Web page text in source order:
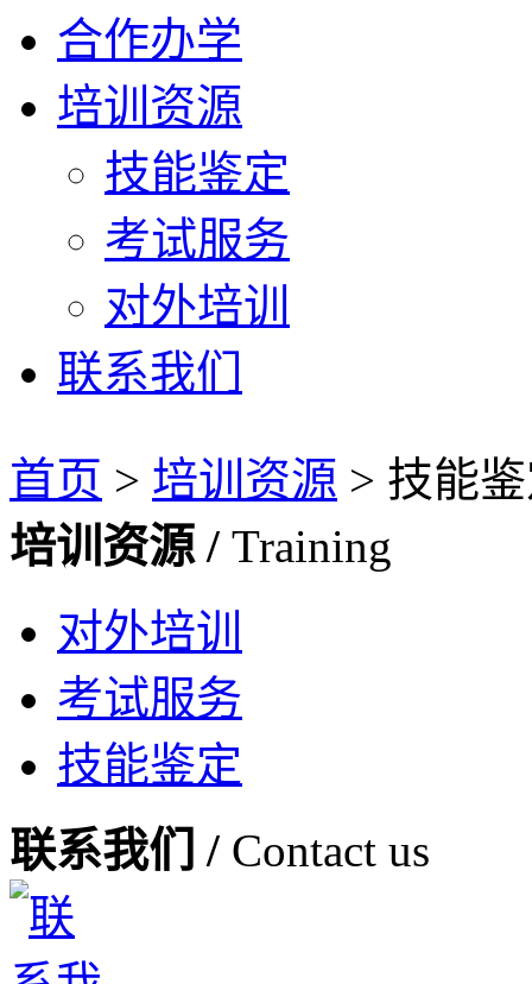
合作办学
培训资源
技能鉴定
考试服务
对外培训
联系我们
首页 > 培训资源 > 技能
培训资源 / Training
对外培训
考试服务
技能鉴定
联系我们 / Contact us